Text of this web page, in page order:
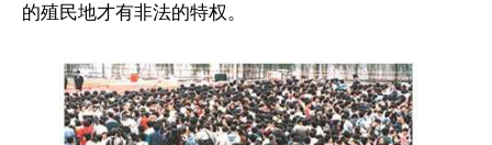
的殖民地才有非法的特权。